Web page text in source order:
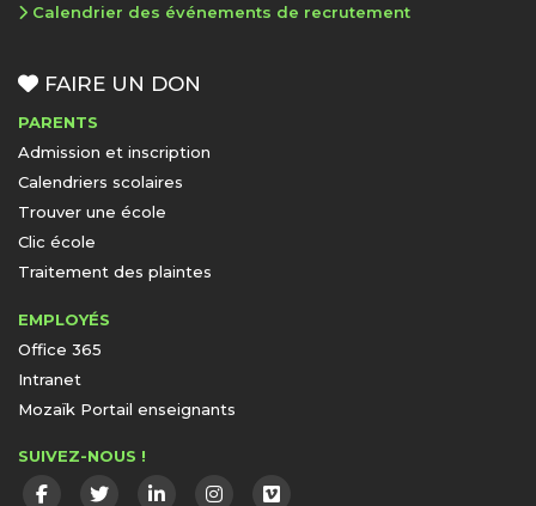
Calendrier des événements de recrutement
FAIRE UN DON
PARENTS
Admission et inscription
Calendriers scolaires
Trouver une école
Clic école
Traitement des plaintes
EMPLOYÉS
Office 365
Intranet
Mozaïk Portail enseignants
SUIVEZ-NOUS !